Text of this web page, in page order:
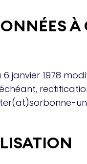
janvier 1978